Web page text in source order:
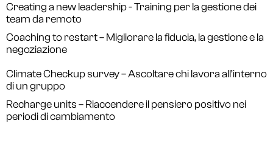
Creating a new leadership - Training per la gestione dei
team da remoto
Coaching to restart – Migliorare la fiducia, la gestione e la
negoziazione
Climate Checkup survey – Ascoltare chi lavora all’interno
di un gruppo
Recharge units – Riaccendere il pensiero positivo nei
periodi di cambiamento